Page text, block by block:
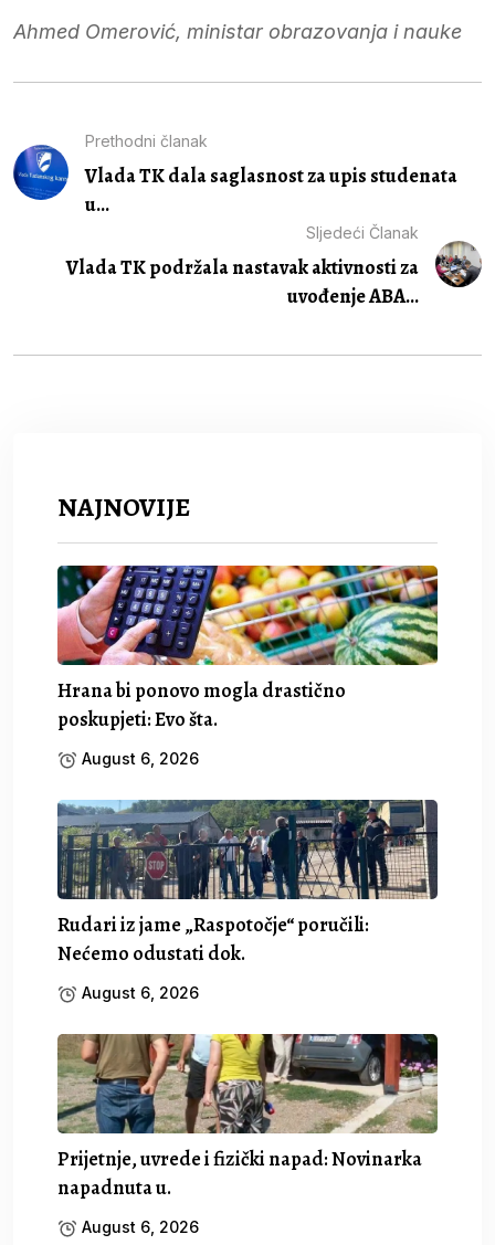
Ahmed Omerović, ministar obrazovanja i nauke
Prethodni članak
Vlada TK dala saglasnost za upis studenata
u...
Sljedeći Članak
Vlada TK podržala nastavak aktivnosti za
uvođenje ABA...
NAJNOVIJE
Hrana bi ponovo mogla drastično
poskupjeti: Evo šta.
August 6, 2026
Rudari iz jame „Raspotočje“ poručili:
Nećemo odustati dok.
August 6, 2026
Prijetnje, uvrede i fizički napad: Novinarka
napadnuta u.
August 6, 2026